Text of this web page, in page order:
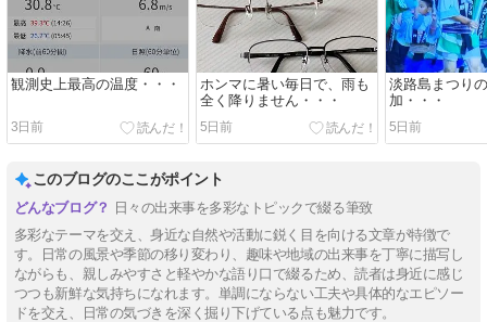
観測史上最高の温度・・・
3日前
ホンマに暑い毎日で、雨も
全く降りません・・・
5日前
淡路島まつり
加・・・
5日前
このブログのここがポイント
日々の出来事を多彩なトピックで綴る筆致
多彩なテーマを交え、身近な自然や活動に鋭く目を向ける文章が特徴で
す。日常の風景や季節の移り変わり、趣味や地域の出来事を丁寧に描写し
ながらも、親しみやすさと軽やかな語り口で綴るため、読者は身近に感じ
つつも新鮮な気持ちになれます。単調にならない工夫や具体的なエピソー
ドを交え、日常の気づきを深く掘り下げている点も魅力です。